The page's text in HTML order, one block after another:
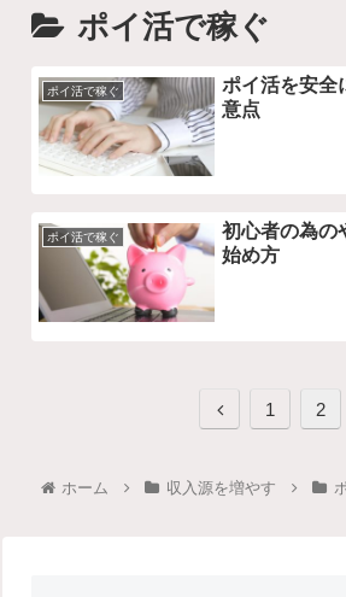
ポイ活で稼ぐ
ポイ活で稼ぐ
ポイ活を安全
意点
ポイ活で稼ぐ
初心者の為の
始め方
1 2
ホーム 収入源を増やす